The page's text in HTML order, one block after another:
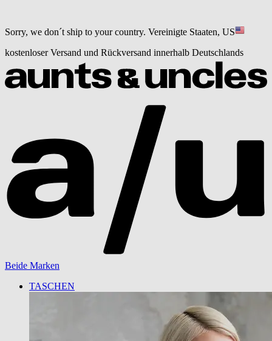
Sorry, we don´t ship to your country. Vereinigte Staaten, US
kostenloser Versand und Rückversand innerhalb Deutschlands
Beide Marken
TASCHEN